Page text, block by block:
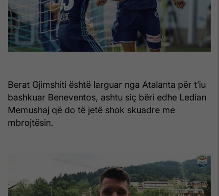
Berat Gjimshiti është larguar nga Atalanta për t’iu
bashkuar Beneventos, ashtu siç bëri edhe Ledian
Memushaj që do të jetë shok skuadre me
mbrojtësin.